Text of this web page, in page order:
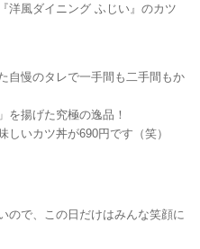
洋風ダイニング ふじい』のカツ
自慢のタレで一手間も二手間もか
を揚げた究極の逸品！
いカツ丼が690円です（笑）
ので、この日だけはみんな笑顔に